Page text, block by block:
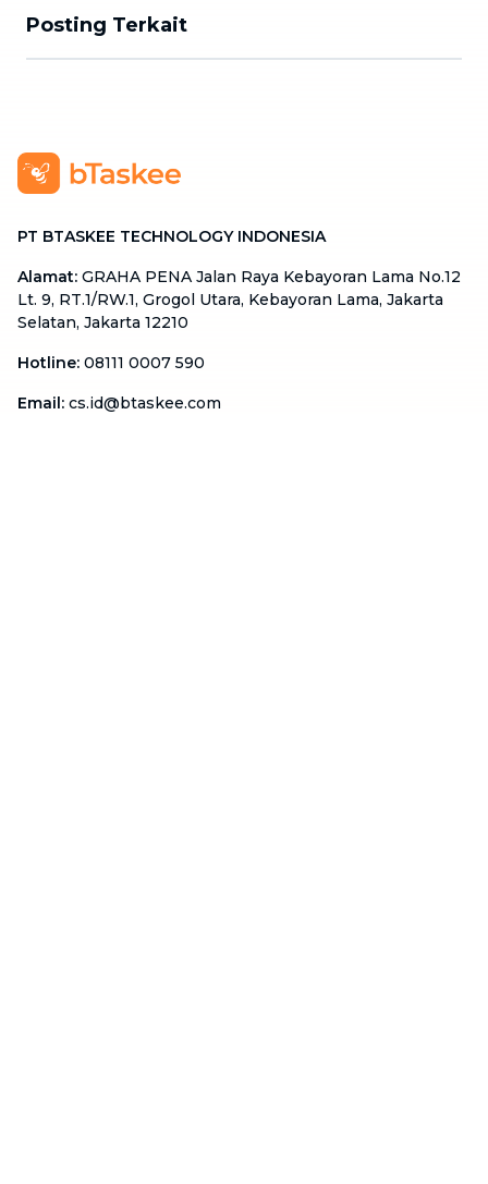
Posting Terkait
PT BTASKEE TECHNOLOGY INDONESIA
Alamat: GRAHA PENA Jalan Raya Kebayoran Lama No.12
Lt. 9, RT.1/RW.1, Grogol Utara, Kebayoran Lama, Jakarta
Selatan, Jakarta 12210
Hotline: 08111 0007 590
Email: cs.id@btaskee.com